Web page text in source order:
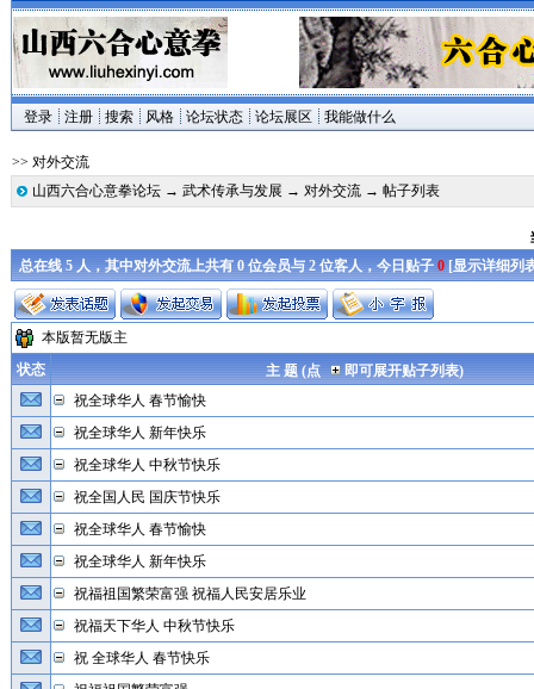
登录 注册 搜索 风格 论坛状态 论坛展区 我能做什么
>> 对外交流
山西六合心意拳论坛→ 武术传承与发展 → 对外交流→ 帖子列表
总在线 5 人，其中对外交流上共有 0 位会员与 2 位客人，今日贴子0[显示详细列
本版暂无版主
状态
主 题 (点
即可展开贴子列表)
祝全球华人 春节愉快
祝全球华人 新年快乐
祝全球华人 中秋节快乐
祝全国人民 国庆节快乐
祝全球华人 春节愉快
祝全球华人 新年快乐
祝福祖国繁荣富强 祝福人民安居乐业
祝福天下华人 中秋节快乐
祝 全球华人 春节快乐